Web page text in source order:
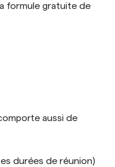
formule gratuite de
aussi de
durées de réunion)